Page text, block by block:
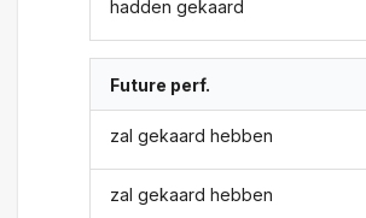
hadden gekaard
Future perf.
zal gekaard hebben
zal gekaard hebben